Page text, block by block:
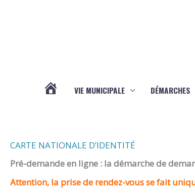
VIE MUNICIPALE DÉMARCHES
CARTE NATIONALE D’IDENTITÉ
Pré-demande en ligne : la démarche de
Attention, la prise de rendez-vous se fait